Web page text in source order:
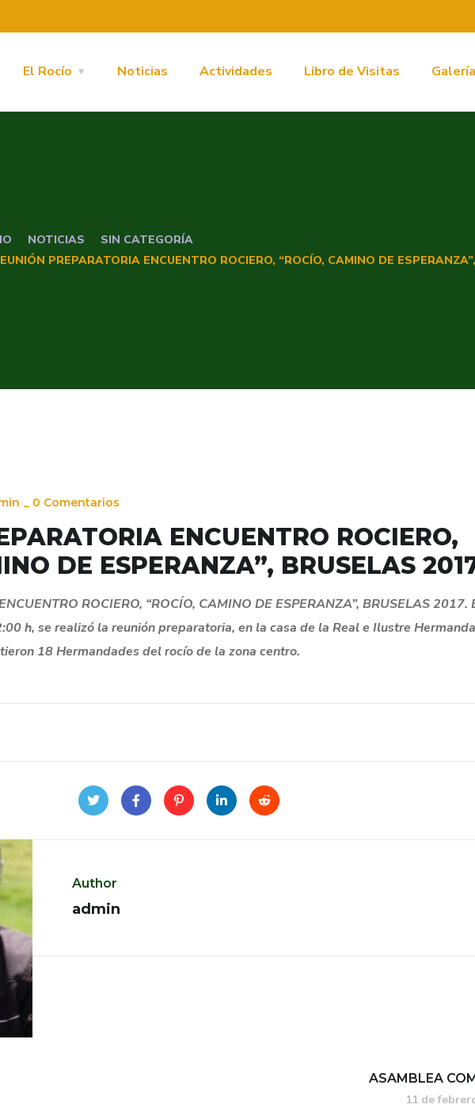
El Rocío Noticias Actividades Libro de Visitas Galería
NOTICIAS
SIN CATEGORÍA
PREPARATORIA ENCUENTRO ROCIERO, “ROCÍO, CAMINO DE
_ 0 Comentarios
ENCUENTRO ROCIERO,
DE ESPERANZA”, BRUSELAS
ROCIERO, “ROCÍO, CAMINO DE ESPERANZA”, BRUSELAS 2017.
h, se realizó la reunión preparatoria, en la casa de la Real e Ilustre
18 Hermandades del rocío de la zona centro.
Author
admin
ASAMBLEA
11 de